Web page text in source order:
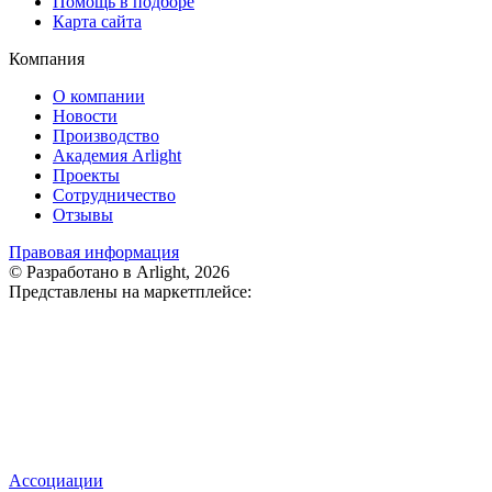
Карта сайта
Компания
О компании
Новости
Производство
Академия Arlight
Проекты
Сотрудничество
Отзывы
Правовая информация
© Разработано в Arlight, 2026
Представлены на маркетплейсе:
Ассоциации